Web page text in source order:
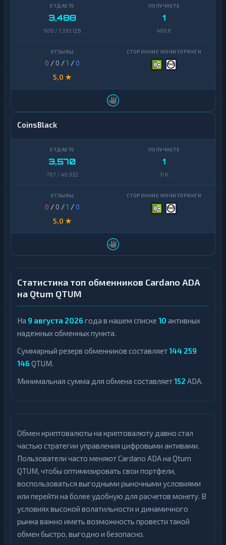
3,488
900 / 1 395 126
1
400 K
0 / 0 /1 /0
5,0 ★
CoinsBlack
3,570
767 / 40 932
1
11 K
0 / 0 /1 /0
5,0 ★
Статистика топ обменников Cardano ADA
на Qtum QTUM
На 9 августа 2026 года в нашем списке 10 активных
надежных обменных пункта.
Суммарный резерв обменников составляет144 259
146 QTUM.
Минимальная сумма для обмена составляет152 ADA.
Обмен криптовалюты на криптовалюту давно стал
частью стратегии управления цифровыми активами.
Пользователи часто меняют Cardano ADA на Qtum
QTUM, чтобы оптимизировать свои портфели,
воспользоваться выгодными рыночными условиями
или перейти на более удобную для расчетов монету. В
условиях высокой волатильности и динамичного
рынка важно иметь возможность провести такой
обмен быстро, выгодно и безопасно.
Finance
1